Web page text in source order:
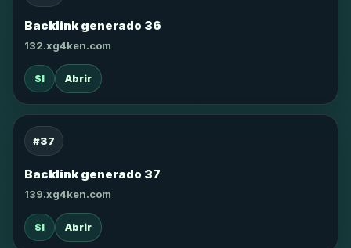
Backlink generado 36
132.xg4ken.com
SI Abrir
#37
Backlink generado 37
139.xg4ken.com
SI Abrir